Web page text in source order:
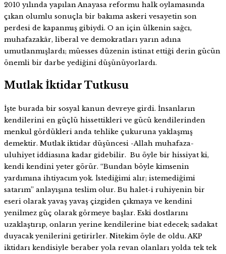
2010 yılında yapılan Anayasa reformu halk oylamasında
çıkan olumlu sonuçla bir bakıma askeri vesayetin son
perdesi de kapanmış gibiydi. O an için ülkenin sağcı,
muhafazakâr, liberal ve demokratları yarın adına
umutlanmışlardı; müesses düzenin istinat ettiği derin gücün
önemli bir darbe yediğini düşünüyorlardı.
Mutlak İktidar Tutkusu
İşte burada bir sosyal kanun devreye girdi. İnsanların
kendilerini en güçlü hissettikleri ve gücü kendilerinden
menkul gördükleri anda tehlike çukuruna yaklaşmış
demektir. Mutlak iktidar düşüncesi -Allah muhafaza-
uluhiyet iddiasına kadar gidebilir. Bu öyle bir hissiyat ki,
kendi kendini yeter görür. “Bundan böyle kimsenin
yardımına ihtiyacım yok. İstediğimi alır; istemediğimi
satarım” anlayışına teslim olur. Bu halet-i ruhiyenin bir
eseri olarak yavaş yavaş çizgiden çıkmaya ve kendini
yenilmez güç olarak görmeye başlar. Eski dostlarını
uzaklaştırıp, onların yerine kendilerine biat edecek; sadakat
duyacak yenilerini getirirler. Nitekim öyle de oldu. AKP
iktidarı kendisiyle beraber yola revan olanları yolda tek tek